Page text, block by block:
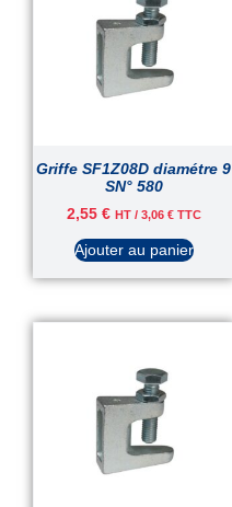
Griffe SF1Z08D diamétre 9
SN° 580
2,55 € HT / 3,06 €TTC
Ajouter au panier